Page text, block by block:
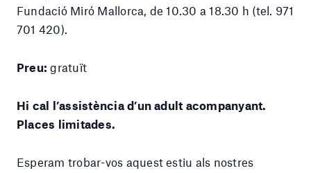
Fundació Miró Mallorca, de 10.30 a 18.30 h (tel. 971
701 420).
Preu: gratuït
Hi cal l’assistència d’un adult acompanyant.
Places limitades.
Esperam trobar-vos aquest estiu als nostres